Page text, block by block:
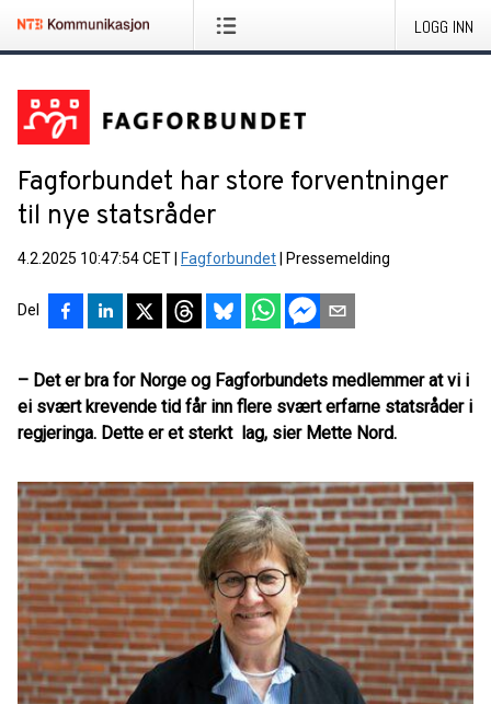
LOGG INN
Fagforbundet har store forventninger
til nye statsråder
4.2.2025 10:47:54 CET Fagforbundet Pressemelding
Del
– Det er bra for Norge og Fagforbundets medlemmer at vi i
ei svært krevende tid får inn flere svært erfarne statsråder i
regjeringa. Dette er et sterkt lag, sier Mette Nord.